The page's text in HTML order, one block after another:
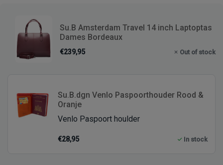
Su.B Amsterdam Travel 14 inch Laptoptas
Dames Bordeaux
€239,95 Out of stock
Su.B.dgn Venlo Paspoorthouder Rood &
Oranje
Venlo Paspoort houlder
€28,95 In stock